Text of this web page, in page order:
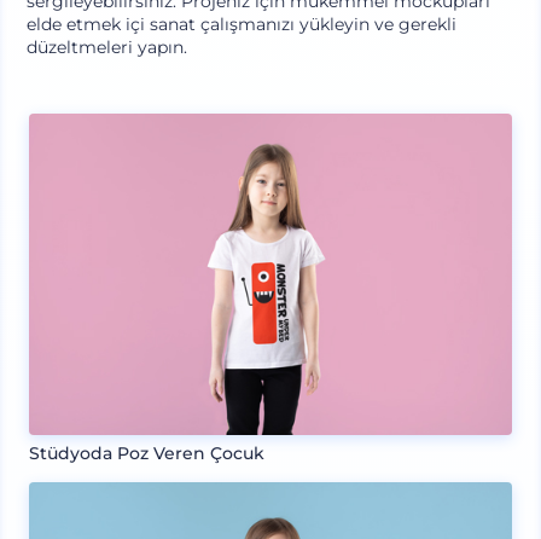
elde etmek içi sanat çalışmanızı yükleyin ve gerekli
düzeltmeleri yapın.
Stüdyoda Poz Veren Çocuk